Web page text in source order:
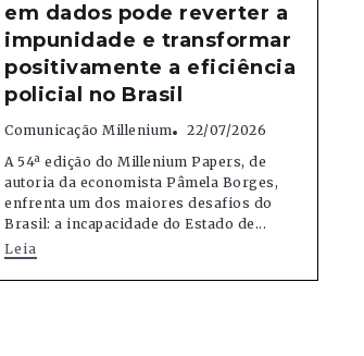
em dados pode reverter a
impunidade e transformar
positivamente a eficiência
policial no Brasil
Comunicação Millenium
22/07/2026
A 54ª edição do Millenium Papers, de
autoria da economista Pâmela Borges,
enfrenta um dos maiores desafios do
Brasil: a incapacidade do Estado de...
Leia